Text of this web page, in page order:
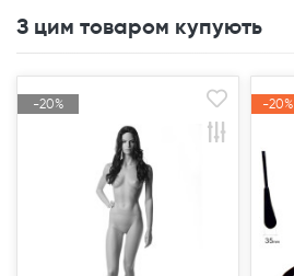
З цим товаром купують
-20%
-20% -20%
-20%